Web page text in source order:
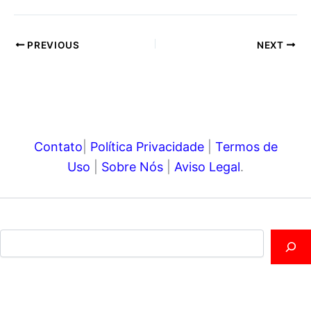
PREVIOUS NEXT
Contato Política Privacidade| Termos de
Uso
Sobre Nós Aviso Legal.